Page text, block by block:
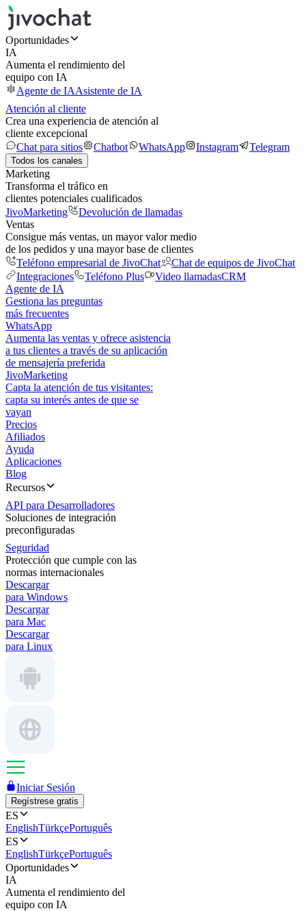
Oportunidades
IA
Aumenta el rendimiento del
equipo con IA
Agente de IAAsistente de IA
Atención al cliente
Crea una experiencia de atención al
cliente excepcional
Chat para sitios
Chatbot WhatsApp Instagram Telegram
Todos los canales
Marketing
Transforma el tráfico en
clientes potenciales cualificados
JivoMarketing
Devolución de llamadas
Ventas
Consigue más ventas, un mayor valor medio
de los pedidos y una mayor base de clientes
Teléfono empresarial de JivoChat
Chat de equipos de JivoChat
Integraciones
Teléfono Plus Video llamadasCRM
Agente de IA
Gestiona las preguntas
más frecuentes
WhatsApp
Aumenta las ventas y ofrece asistencia
a tus clientes a través de su aplicación
de mensajería preferida
JivoMarketing
Capta la atención de tus visitantes:
capta su interés antes de que se
vayan
Precios
Afiliados
Ayuda
Aplicaciones
Blog
Recursos
API para Desarrolladores
Soluciones de integración
preconfiguradas
Seguridad
Protección que cumple con las
normas internacionales
Descargar
para Windows
Descargar
para Mac
Descargar
para Linux
Iniciar Sesión
Regístrese gratis
ES
EnglishTürkçePortuguês
ES
EnglishTürkçePortuguês
Oportunidades
IA
Aumenta el rendimiento del
equipo con IA